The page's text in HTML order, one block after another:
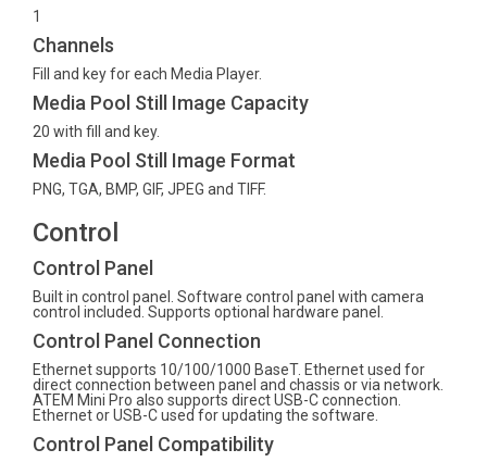
1
Channels
Fill and key for each Media Player.
Media Pool Still Image Capacity
20 with fill and key.
Media Pool Still Image Format
PNG, TGA, BMP, GIF, JPEG and TIFF.
Control
Control Panel
Built in control panel. Software control panel with camera
control included. Supports optional hardware panel.
Control Panel Connection
Ethernet supports 10/100/1000 BaseT. Ethernet used for
direct connection between panel and chassis or via network.
ATEM Mini Pro also supports direct USB-C connection.
Ethernet or USB-C used for updating the software.
Control Panel Compatibility